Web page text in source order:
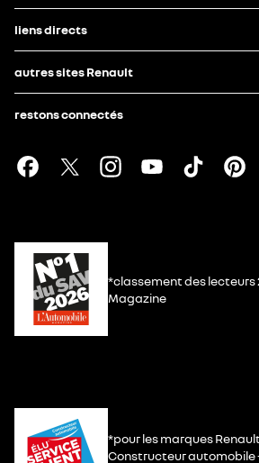
liens directs
autres sites Renault
restons connectés
*classement des lecteurs
Magazine
*pour les marques
Constructeur automobile